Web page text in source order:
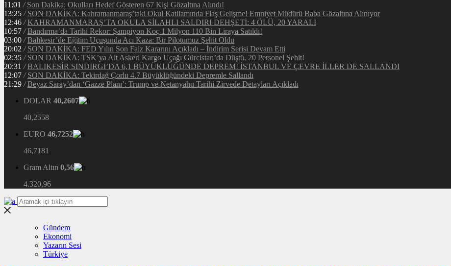
11:01 / Son Dakika: Okulları Hedef Gösteren 67 Kişi Gözaltına Alındı!
13:25 / SON DAKİKA: Kahramanmaraş’taki Okul Katliamında Flaş Gelişme! Emniyet Müdürü Baba Gözaltına Alınıyor
12:46 / KAHRAMANMARAŞ’TA OKULA SİLAHLI SALDIRI DEHŞETİ: 4 ÖLÜ, 20 YARALI
10:57 / Bandırma’da Tarihi Rekor: Şampiyon Koç 1 Milyon 110 Bin Liraya Satıldı!
03:00 / Balıkesir’de Eğitim Uçuşunda Acı Kaza: Bir Pilotumuz Şehit Oldu
20:02 / SON DAKİKA: FED Yılın Son Faiz Kararını Açıkladı – İndirim Serisi Devam Etti
02:35 / SON DAKİKA: TSK’ya Ait Askeri Kargo Uçağı Gürcistan’da Düştü, 20 Personel Şehit!
20:31 / BALIKESİR SINDIRGI’DA 6,1 BÜYÜKLÜĞÜNDE DEPREM! İSTANBUL VE ÇEVRE İLLER DE SALLANDI
12:07 / SON DAKİKA: Tekirdağ Çorlu 4.7 Büyüklüğündeki Depremle Sallandı
21:29 / Beyaz Saray’dan ‘Gazze Planı’: Trump ve Netanyahu Tarihi Zirvede Detayları Açıkladı
DOLAR 40,2607
40,2558
EURO 46,7252
46,7181
Gram Altın 0,56
4.320,96
Gündem
Ekonomi
Yazarın Sesi
Türkiye